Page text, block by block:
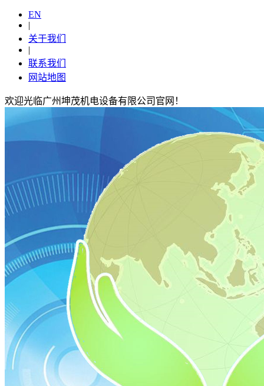
EN
|
关于我们
|
联系我们
网站地图
欢迎光临广州坤茂机电设备有限公司官网！